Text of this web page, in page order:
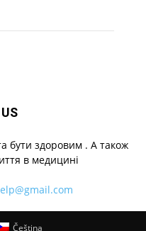
бути здоровим . А також
в медицині
Čeština